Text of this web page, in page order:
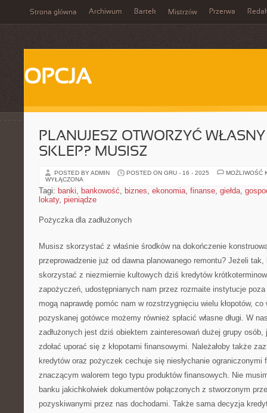
Strona główna Archiwum Bartek Mistrzów Przerwa
OPCJA
PLANUJESZ OTWORZYĆ
SKLEP? MUSISZ
POSTED BY ADMIN POSTED ON GRU - 16 - 2025
MOŻLIWOŚĆ
WYŁĄCZONA
Tagi: banki, bankowość, biznes, ekonomia, finanse, giełda,
lokaty, pieniądze
Pożyczka dla zadłużonych
Musisz skorzystać z właśnie środków na dokończenie
przeprowadzenie już od dawna planowanego remontu? Jeżeli tak,
skorzystać z niezmiernie kultowych dziś kredytów
zapożyczeń, udostępnianych nam przez rozmaite instytucje poza
mogą naprawdę pomóc nam w rozstrzygnięciu wielu kłopotów,
pozyskanej gotówce możemy również spłacić własne długi. W
zadłużonych jest dziś obiektem zainteresowań dużej grupy
zdołać uporać się z kłopotami finansowymi. Należałoby także
kredytów oraz pożyczek cechuje się niesłychanie
znaczącym walorem tego typu produktów finansowych. Nie
banku jakichkolwiek dokumentów połączonych z stworzonym
pozyskiwanymi przez nas dochodami. Także sama decyzja